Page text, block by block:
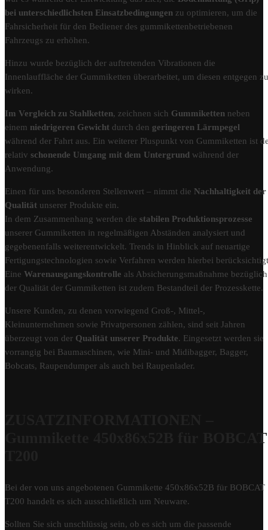
bei unterschiedlichsten Einsatzbedingungen zu optimieren, um die
Fahrsicherheit für den Bediener des gummikettenbetriebenen
Fahrzeugs zu erhöhen.
Hinzu wurde bezüglich der auftretenden Vibrationen die
Innenlauffläche der Gummiketten überarbeitet, um diesen entgegen zu
wirken.
Im Vergleich zu Stahlketten, zeichnen sich Gummiketten neben
einem niedrigeren Gewicht durch den geringeren Lärmpegel
während der Fahrt aus. Ein weiterer Pluspunkt von Gummiketten ist
relativ schonende Umgang mit dem Untergrund während der
Anwendung.
Einen für uns besonderen Stellenwert – nimmt die Nachhaltigkeit der
Qualität unserer Produkte ein.
In dem Zusammenhang werden die stabilen Produktionsprozesse
unserer Gummiketten in regelmäßigen Abständen analysiert und
gegebenenfalls weiterentwickelt. Trends in Hinblick auf neuartige
Fertigungstechnologien sowie Verfahren werden hierbei
Eine Warenausgangskontrolle als Absicherungsmaßnahme bezüglich
der Qualität der Gummiketten ist zudem Bestandteil der Prozesskette.
Unsere Kunden, zu denen vorwiegend Groß-, Mittel-,
Kleinunternehmen sowie Privatpersonen zählen, sind seit Jahren
überzeugt von der Qualität unserer Produkte. Eingesetzt werden sie
vorrangig bei Baumaschinen, wie Mini- und Midibagger, Bagger,
Bobcats, Raupendumper als auch bei Raupenlader.
Gummikette 450x86x52B für BOBCAT
Bei der von uns angebotenen Gummikette 450x86x52B für BOBCAT
T200 handelt es sich ausschließlich um Neuware.
Sollten Sie sich unschlüssig sein, ob es sich um die passende